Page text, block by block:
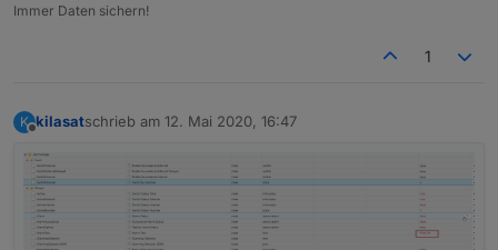
Immer Daten sichern!
1
K kilasatschrieb am 12. Mai 2020, 16:47
zuletzt editiert von